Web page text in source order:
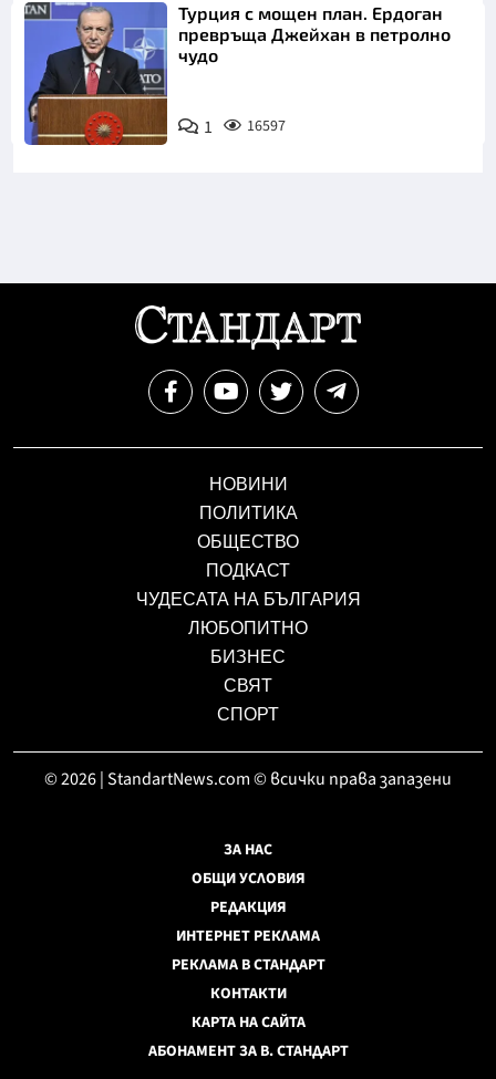
Турция с мощен план. Ердоган
превръща Джейхан в петролно
чудо
1 16597
НОВИНИ
ПОЛИТИКА
ОБЩЕСТВО
ПОДКАСТ
ЧУДЕСАТА НА БЪЛГАРИЯ
ЛЮБОПИТНО
БИЗНЕС
СВЯТ
СПОРТ
© 2026 | StandartNews.com © всички права запазени
ЗА НАС
ОБЩИ УСЛОВИЯ
РЕДАКЦИЯ
ИНТЕРНЕТ РЕКЛАМА
РЕКЛАМА В СТАНДАРТ
КОНТАКТИ
КАРТА НА САЙТА
АБОНАМЕНТ ЗА В. СТАНДАРТ